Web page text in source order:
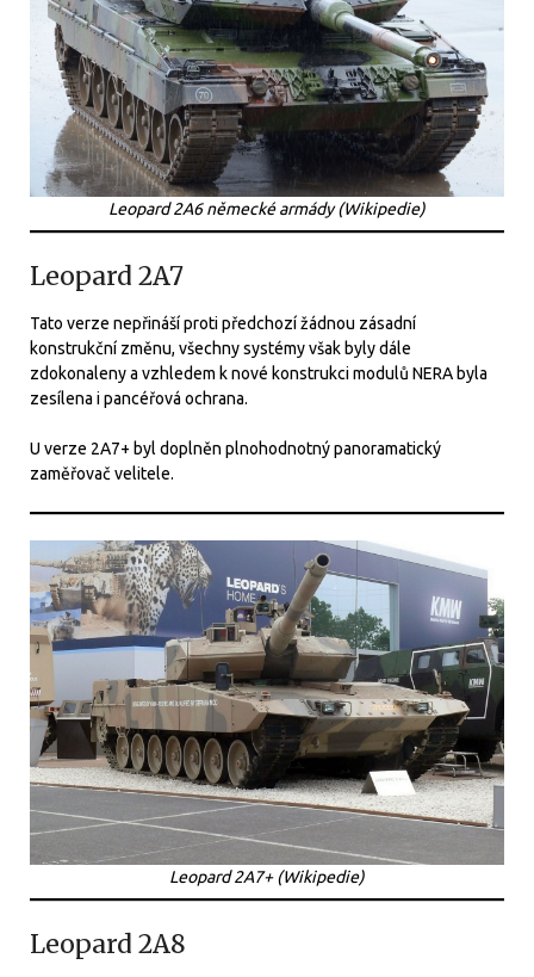
Leopard 2A6 německé armády (Wikipedie)
Leopard 2A7
Tato verze nepřináší proti předchozí žádnou zásadní
konstrukční změnu, všechny systémy však byly dále
zdokonaleny a vzhledem k nové konstrukci modulů NERA byla
zesílena i pancéřová ochrana.
U verze 2A7+ byl doplněn plnohodnotný panoramatický
zaměřovač velitele.
Leopard 2A7+ (Wikipedie)
Leopard 2A8